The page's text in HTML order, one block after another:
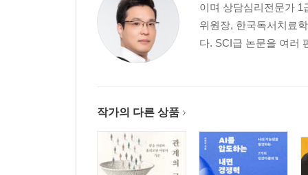
이며 상담심리전문가
위원장, 한국독서치료
다. SCI급 논문을 여러
작가의 다른 상품